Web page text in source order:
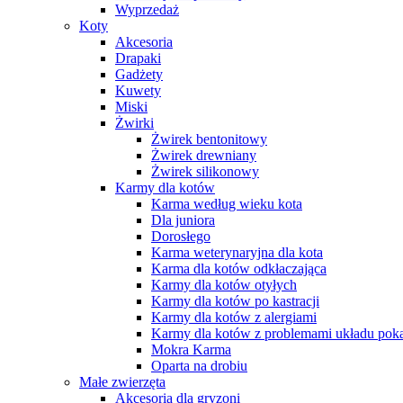
Wyprzedaż
Koty
Akcesoria
Drapaki
Gadżety
Kuwety
Miski
Żwirki
Żwirek bentonitowy
Żwirek drewniany
Żwirek silikonowy
Karmy dla kotów
Karma według wieku kota
Dla juniora
Dorosłego
Karma weterynaryjna dla kota
Karma dla kotów odkłaczająca
Karmy dla kotów otyłych
Karmy dla kotów po kastracji
Karmy dla kotów z alergiami
Karmy dla kotów z problemami układu
Mokra Karma
Oparta na drobiu
Małe zwierzęta
Akcesoria dla gryzoni